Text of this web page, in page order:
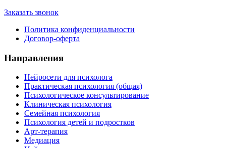
Заказать звонок
Политика конфиденциальности
Договор-оферта
Направления
Нейросети для психолога
Практическая психология (общая)
Психологическое консультирование
Клиническая психология
Семейная психология
Психология детей и подростков
Арт-терапия
Медиация